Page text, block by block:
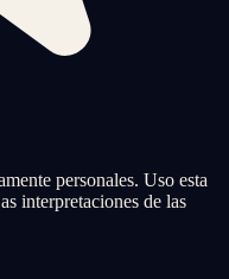
personales. Uso esta
interpretaciones de las